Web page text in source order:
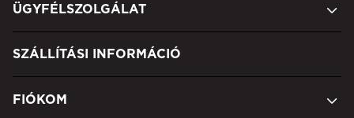
ÜGYFÉLSZOLGÁLAT
SZÁLLÍTÁSI INFORMÁCIÓ
FIÓKOM